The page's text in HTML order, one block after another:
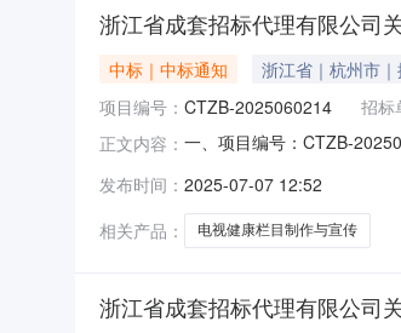
浙江省成套招标代理有限公司
中标｜中标通知 浙江省｜杭州市
项目编号： CTZB-2025060214 招标
正文内容： 一、项目编号：CTZB-
服务标准12025年电视健康
员）名单：郭
发布时间： 2025-07-07 12:52
相关产品：
电视健康栏目制作与宣传
浙江省成套招标代理有限公司